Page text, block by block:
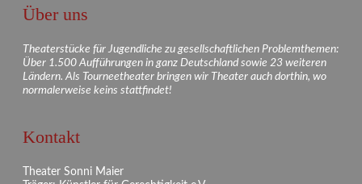
Über uns
Theaterstücke für Jugendliche zu gesellschaftlichen Problemthemen:
Über 1.500 Aufführungen in ganz Deutschland sowie 23 weiteren
Ländern. Als Tourneetheater bringen wir Theater auch dorthin, wo
normalerweise keins stattfindet!
Kontakt
Theater Sonni Maier